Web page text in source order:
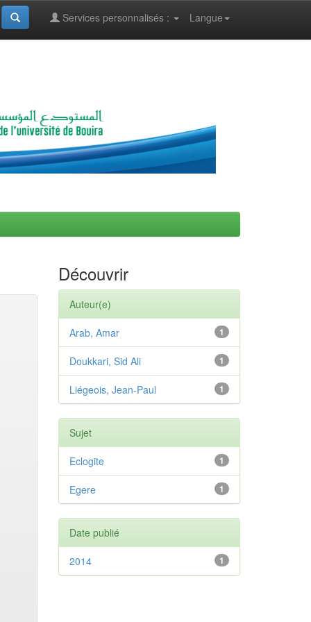
Langue
Services personnalisés :
Découvrir
Auteur(e)
1
Arab, Amar
1
Doukkari, Sid Ali
1
Liégeois, Jean-Paul
Sujet
1
Eclogite
1
Egere
Date publié
1
2014